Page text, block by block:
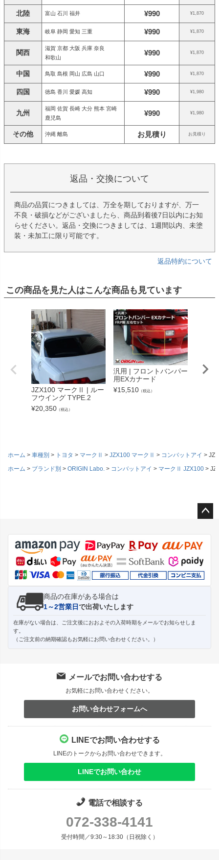
北陸 富山 石川 福井 ¥990 ¥1,870
東海 岐阜 静岡 愛知 三重 ¥990 ¥1,870
関西
滋賀 京都 大阪 兵庫 奈良
和歌山
¥990 ¥1,870
中国 鳥取 島根 岡山 広島 山口 ¥990 ¥1,870
四国 徳島 香川 愛媛 高知 ¥990 ¥1,980
九州
福岡 佐賀 長崎 大分 熊本 宮崎
鹿児島
¥990 ¥1,980
その他 沖縄 離島 お見積り お見積り
返品・交換について
商品の品質につきましては、万全を期しておりますが、万一
不良・破損などがございましたら、商品到着後7日以内にお知
らせください。返品・交換につきましては、1週間以内、未塗
装・未加工に限り可能です。
返品特約について
この商品を見た人はこんな商品も見ています
JZX100 マークⅡ | ルー
フウイング TYPE.2
¥20,350 （税込）
汎用 | フロントバンパー
用EXカナード
¥15,510 （税込）
ホーム 車種別 トヨタ マークⅡ JZX100 マークⅡ コンバットアイ
ホーム
ブランド別 ORIGIN Labo. コンバットアイ マークⅡ JZX100
ジト
ップ
へ
商品の在庫がある場合は
1～2営業日で出荷いたします
在庫がない場合は、ご注文後におおよその入荷時期をメールでお知らせしま
す。
（ご注文前の納期確認もお気軽にお問い合わせください。）
メールでお問い合わせする
お気軽にお問い合わせください。
お問い合わせフォームへ
LINEでお問い合わせする
LINEのトークからお問い合わせできます。
LINEでお問い合わせ
電話で相談する
072-338-4141
受付時間／9:30～18:30（日祝除く）